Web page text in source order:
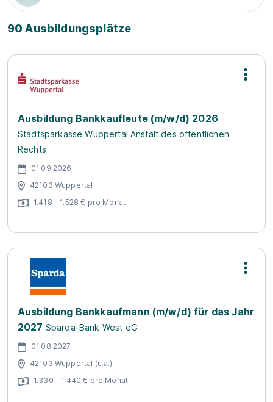
90 Ausbildungsplätze
Ausbildung Bankkaufleute (m/w/d) 2026
Stadtsparkasse Wuppertal Anstalt des öffentlichen
Rechts
01.09.2026
42103 Wuppertal
1.418 - 1.528 € pro Monat
Ausbildung Bankkaufmann (m/w/d) für das Jahr
2027 Sparda-Bank West eG
01.08.2027
42103 Wuppertal (u.a.)
1.330 - 1.440 € pro Monat